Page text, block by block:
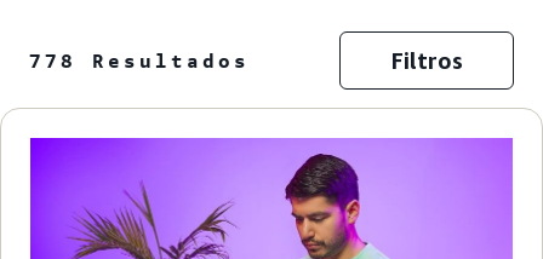
778 Resultados Filtros